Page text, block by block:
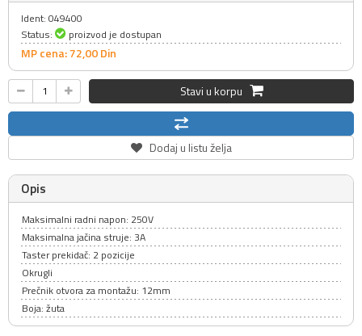
Ident: 049400
Status:
proizvod je dostupan
MP cena: 72,00Din
Stavi u korpu
Dodaj u listu želja
Opis
Maksimalni radni napon: 250V
Maksimalna jačina struje: 3A
Taster prekidač: 2 pozicije
Okrugli
Prečnik otvora za montažu: 12mm
Boja: žuta